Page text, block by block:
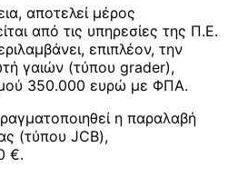
αποτελεί μέρος
από τις υπηρεσίες της Π.Ε.
επιπλέον, την
γαιών (τύπου grader),
350.000 ευρώ με ΦΠΑ.
η παραλαβή
(τύπου JCB),
€.